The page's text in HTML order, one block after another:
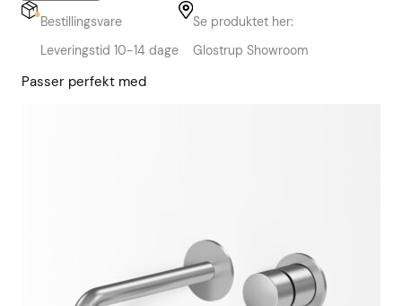
Bestillingsvare
Leveringstid 10-14 dage
Se produktet her:
Glostrup Showroom
Passer perfekt med